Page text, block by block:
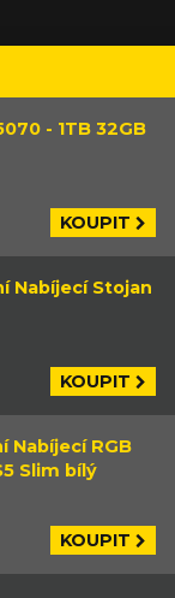
- 1TB 32GB
KOUPIT
Nabíjecí Stojan
KOUPIT
Nabíjecí RGB
Slim bílý
KOUPIT